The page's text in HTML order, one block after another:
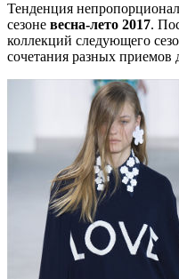
Тенденция
сезоне весна-лето 2017.
коллекций следующего
сочетания разных приемов